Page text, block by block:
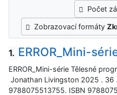
Počet
Zobrazovací formáty
1. ERROR_Mini-
ERROR_Mini-série Tělesné
Jonathan Livingston 2025 . 36
9788075513755. ISBN